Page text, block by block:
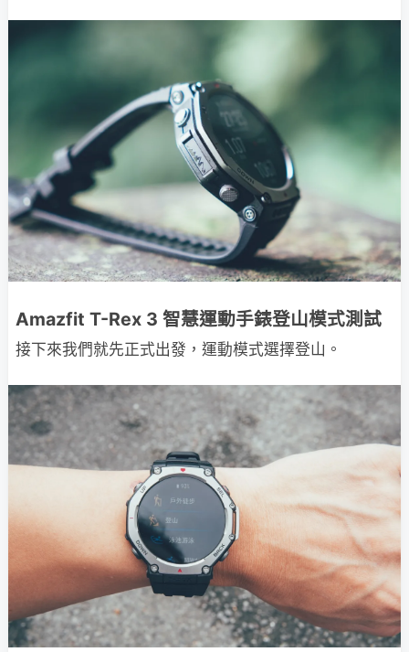
Amazfit T-Rex 3 智慧運動手錶登山模式測試
接下來我們就先正式出發，運動模式選擇登山。